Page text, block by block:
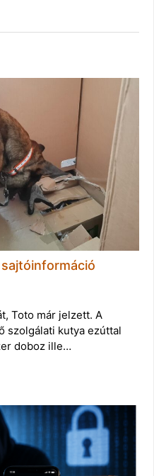
Toto már jelzett. A
szolgálati kutya ezúttal
doboz ille…